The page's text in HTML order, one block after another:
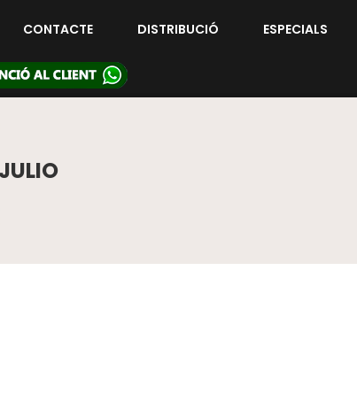
CONTACTE DISTRIBUCIÓ ESPECIALS